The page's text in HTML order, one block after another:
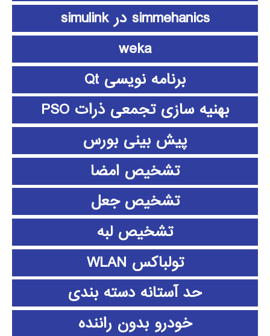
simmehanics در simulink
weka
برنامه نویسی Qt
بهنیه سازی تجمعی ذرات PSO
پیش بینی بورس
تشخیص امضا
تشخیص جعل
تشخیص لبه
تولباکس WLAN
حد آستانه دسته بندی
خودرو بدون راننده